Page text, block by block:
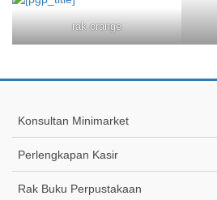
rak orange
Konsultan Minimarket
Perlengkapan Kasir
Rak Buku Perpustakaan